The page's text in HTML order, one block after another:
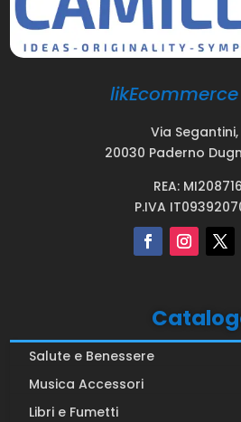
likEcommerce
Via Segantini,
20030 Paderno
REA:
P.IVA
Salute e Benessere
Musica Accessori
Libri e Fumetti